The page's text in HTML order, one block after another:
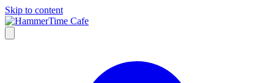
Skip to content